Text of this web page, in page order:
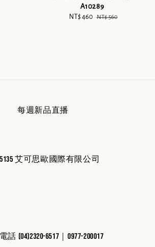
A10289
Sale
NT$ 460 Regular
NT$ 560
每週新品直播
艾可思歐國際有限公司
話 (04)2320-6517｜0977-200017